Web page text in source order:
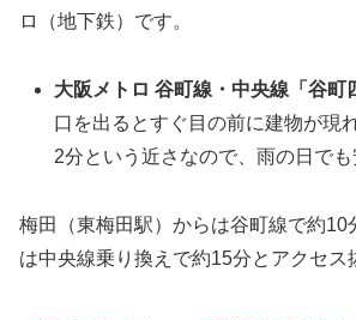
ロ（地下鉄）です。
大阪メトロ 谷町線・中央線「谷町
口を出るとすぐ目の前に建物が現
2分という近さなので、雨の日でも
梅田（東梅田駅）からは谷町線で約10
は中央線乗り換えで約15分とアクセス